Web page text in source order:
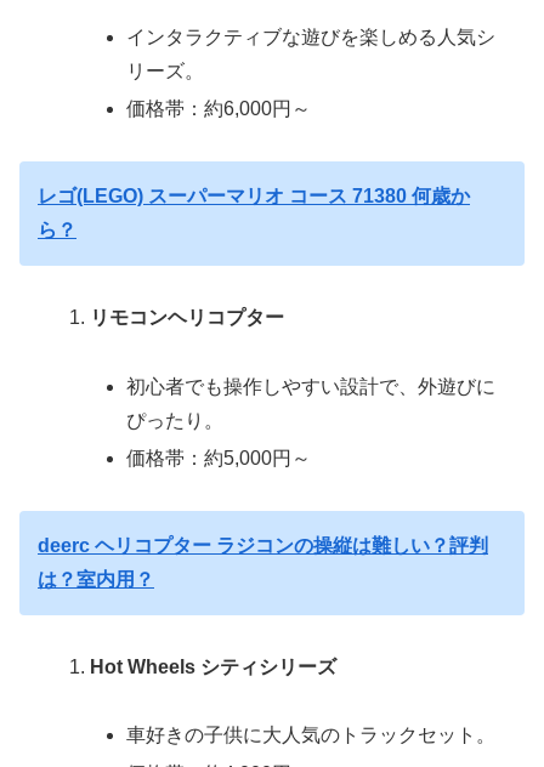
インタラクティブな遊びを楽しめる人気シ
リーズ。
価格帯：約6,000円～
レゴ(LEGO) スーパーマリオ コース 71380 何歳か
ら？
リモコンヘリコプター
初心者でも操作しやすい設計で、外遊びに
ぴったり。
価格帯：約5,000円～
deerc ヘリコプター ラジコンの操縦は難しい？評判
は？室内用？
Hot Wheels シティシリーズ
車好きの子供に大人気のトラックセット。